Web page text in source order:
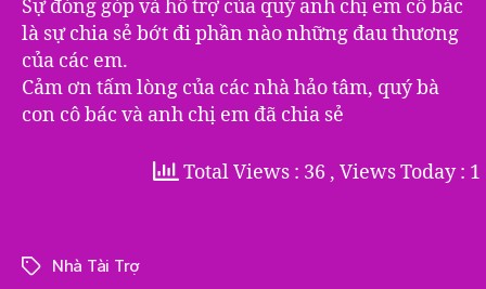
Sự đóng góp và hỗ trợ của quý anh chị em cô bác
là sự chia sẻ bớt đi phần nào những đau thương
của các em.
Cảm ơn tấm lòng của các nhà hảo tâm, quý bà
con cô bác và anh chị em đã chia sẻ
Total Views : 36 , Views Today : 1
TagsNhà Tài Trợ